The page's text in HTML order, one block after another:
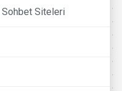
Siteleri